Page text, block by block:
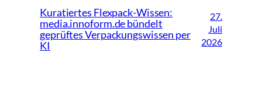
Kuratiertes Flexpack-Wissen:
media.innoform.de bündelt
geprüftes Verpackungswissen per
KI
27.
Juli
2026